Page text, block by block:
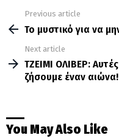
more
Previous article
Το μυστικό για να
Next article
ΤΖΕΙΜΙ ΟΛΙΒΕΡ:
ζήσουμε έναν αιώνα!
You May Also Like